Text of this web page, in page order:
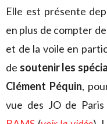
Elle est présente
en plus de compter
et de la voile en
de soutenir les
Clément Péquin,
vue des JO de